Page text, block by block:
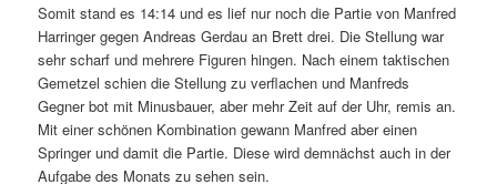
Somit stand es 14:14 und es lief nur noch die Partie von Manfred
Harringer gegen Andreas Gerdau an Brett drei. Die Stellung war
sehr scharf und mehrere Figuren hingen. Nach einem taktischen
Gemetzel schien die Stellung zu verflachen und Manfreds
Gegner bot mit Minusbauer, aber mehr Zeit auf der Uhr, remis an.
Mit einer schönen Kombination gewann Manfred aber einen
Springer und damit die Partie. Diese wird demnächst auch in der
Aufgabe des Monats zu sehen sein.